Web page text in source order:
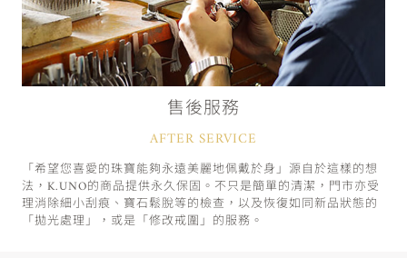
售後服務
AFTER SERVICE
「希望您喜愛的珠寶能夠永遠美麗地佩戴於身」源自於這樣的想
法，K.UNO的商品提供永久保固。不只是簡單的清潔，門市亦受
理消除細小刮痕、寶石鬆脫等的檢查，以及恢復如同新品狀態的
「拋光處理」，或是「修改戒圍」的服務。